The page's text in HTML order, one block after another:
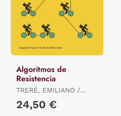
Algoritmos de
Resistencia
TRERÉ, EMILIANO /
24,50 €